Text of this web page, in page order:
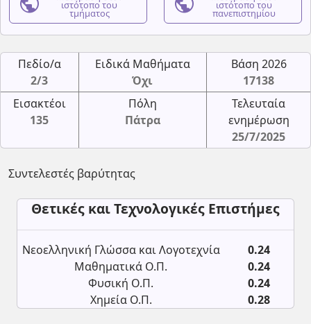
ιστότοπο του
τμήματος
ιστότοπο του
πανεπιστημίου
Πεδίο/α
2/3
Ειδικά Μαθήματα
Όχι
Βάση 2026
17138
Εισακτέοι
135
Πόλη
Πάτρα
Τελευταία
ενημέρωση
25/7/2025
Συντελεστές βαρύτητας
Θετικές και Τεχνολογικές Επιστήμες
Νεοελληνική Γλώσσα και Λογοτεχνία
0.24
Μαθηματικά Ο.Π.
0.24
Φυσική Ο.Π.
0.24
Χημεία Ο.Π.
0.28